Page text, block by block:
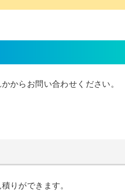
からお問い合わせください。
りができます。